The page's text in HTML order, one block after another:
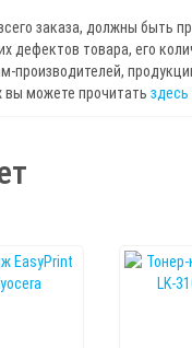
заказа, должны быть
дефектов товара, его
вы можете прочитать здесь